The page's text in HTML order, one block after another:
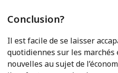
Conclusion?
Il est facile de se laisser
quotidiennes sur les marchés
nouvelles au sujet de